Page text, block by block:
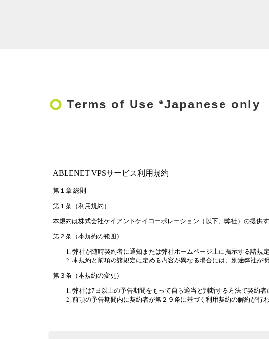
trip_origin Terms of Use *Japanese only